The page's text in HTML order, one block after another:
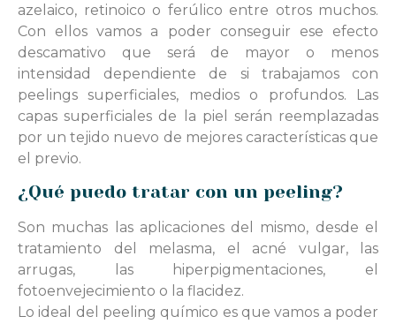
azelaico, retinoico o ferúlico entre otros muchos.
Con ellos vamos a poder conseguir ese efecto
descamativo que será de mayor o menos
intensidad dependiente de si trabajamos con
peelings superficiales, medios o profundos. Las
capas superficiales de la piel serán reemplazadas
por un tejido nuevo de mejores características que
el previo.
¿Qué puedo tratar con un peeling?
Son muchas las aplicaciones del mismo, desde el
tratamiento del melasma, el acné vulgar, las
arrugas, las hiperpigmentaciones, el
fotoenvejecimiento o la flacidez.
Lo ideal del peeling químico es que vamos a poder